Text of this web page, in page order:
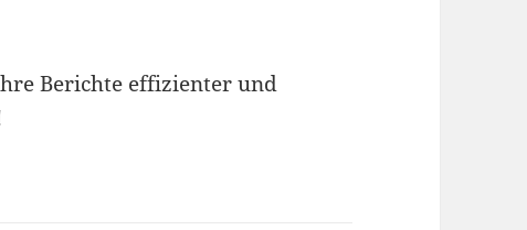
Berichte effizienter und